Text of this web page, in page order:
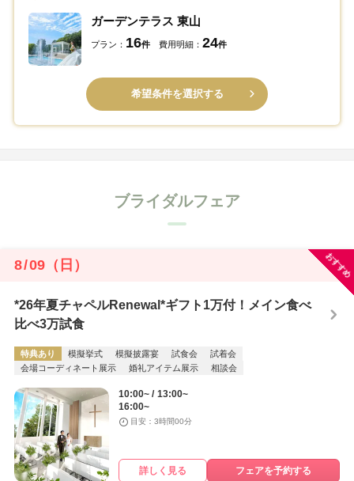
ガーデンテラス 東山
プラン： 16件 費用明細： 24件
希望条件を選択する
ブライダルフェア
おすすめ
8/09 （日）
*26年夏チャペルRenewal*ギフト1万付！メイン食べ
比べ3万試食
特典あり 模擬挙式 模擬披露宴 試食会
試着会
会場コーディネート展示
婚礼アイテム展示 相談会
10:00~
13:00~
16:00~
目安：3時間00分
詳しく見る フェアを予約する